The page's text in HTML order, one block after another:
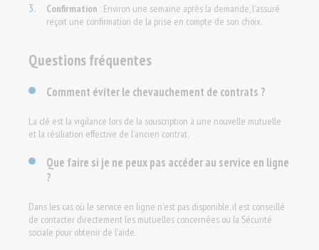
Confirmation : Environ une semaine après la demande, l'assuré
reçoit une confirmation de la prise en compte de son choix.
Questions fréquentes
Comment éviter le chevauchement de contrats ?
La clé est la vigilance lors de la souscription à une nouvelle mutuelle
et la résiliation effective de l'ancien contrat.
Que faire si je ne peux pas accéder au service en ligne
?
Dans les cas où le service en ligne n'est pas disponible, il est conseillé
de contacter directement les mutuelles concernées ou la Sécurité
sociale pour obtenir de l'aide.